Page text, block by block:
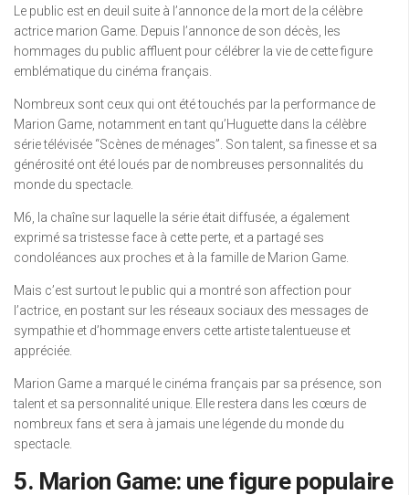
Le public est en deuil suite à l’annonce de la mort de la célèbre
actrice marion Game. Depuis l’annonce de son décès, les
hommages du public affluent pour célébrer la vie de cette figure
emblématique du cinéma français.
Nombreux sont ceux qui ont été touchés par la performance de
Marion Game, notamment en tant qu’Huguette dans la célèbre
série télévisée “Scènes de ménages”. Son talent, sa finesse et sa
générosité ont été loués par de nombreuses personnalités du
monde du spectacle.
M6, la chaîne sur laquelle la série était diffusée, a également
exprimé sa tristesse face à cette perte, et a partagé ses
condoléances aux proches et à la famille de Marion Game.
Mais c’est surtout le public qui a montré son affection pour
l’actrice, en postant sur les réseaux sociaux des messages de
sympathie et d’hommage envers cette artiste talentueuse et
appréciée.
Marion Game a marqué le cinéma français par sa présence, son
talent et sa personnalité unique. Elle restera dans les cœurs de
nombreux fans et sera à jamais une légende du monde du
spectacle.
5. Marion Game: une figure populaire